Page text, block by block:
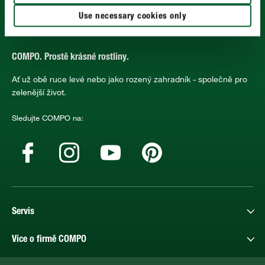
Use necessary cookies only
COMPO. Prostě krásné rostliny.
Ať už obě ruce levé nebo jako rozený zahradník - společně pro
zelenější život.
Sledujte COMPO na:
Servis
Více o firmě COMPO